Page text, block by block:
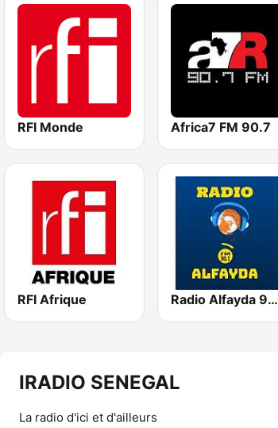
RFI Monde Africa7 FM 90.7
RFI Afrique Radio Alfayda 90.1 FM
IRADIO SENEGAL
La radio d'ici et d'ailleurs